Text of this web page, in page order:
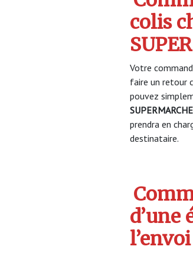
colis
Votre
faire un retour
pouvez
prendra en
destinataire.
d’une